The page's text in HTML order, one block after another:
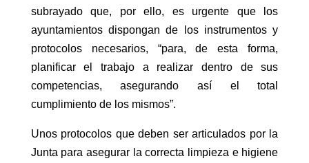
subrayado que, por ello, es urgente que los
ayuntamientos dispongan de los instrumentos y
protocolos necesarios, “para, de esta forma,
planificar el trabajo a realizar dentro de sus
competencias, asegurando así el total
cumplimiento de los mismos”.
Unos protocolos que deben ser articulados por la
Junta para asegurar la correcta limpieza e higiene